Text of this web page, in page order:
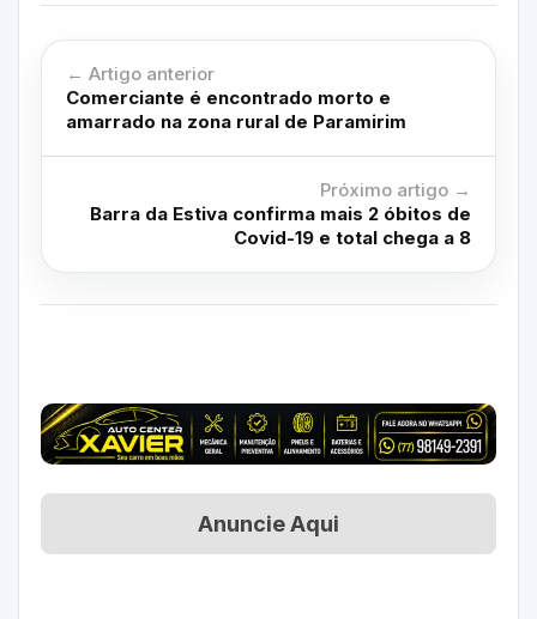
← Artigo anterior
Comerciante é encontrado morto e
amarrado na zona rural de Paramirim
Próximo artigo →
Barra da Estiva confirma mais 2 óbitos de
Covid-19 e total chega a 8
Anuncie Aqui